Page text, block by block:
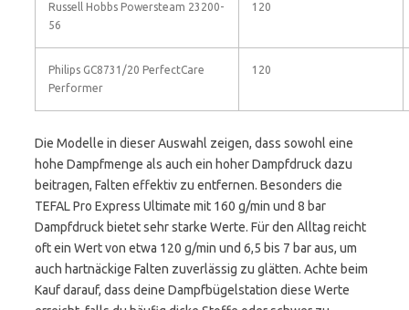
Russell Hobbs Powersteam 23200-
56
120
Philips GC8731/20 PerfectCare
Performer
120
Die Modelle in dieser Auswahl zeigen, dass sowohl eine
hohe Dampfmenge als auch ein hoher Dampfdruck dazu
beitragen, Falten effektiv zu entfernen. Besonders die
TEFAL Pro Express Ultimate mit 160 g/min und 8 bar
Dampfdruck bietet sehr starke Werte. Für den Alltag reicht
oft ein Wert von etwa 120 g/min und 6,5 bis 7 bar aus, um
auch hartnäckige Falten zuverlässig zu glätten. Achte beim
Kauf darauf, dass deine Dampfbügelstation diese Werte